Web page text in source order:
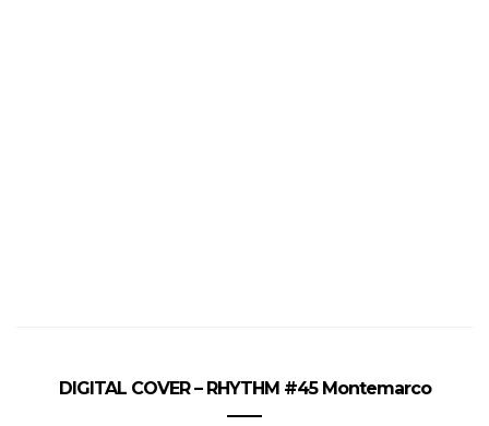
DIGITAL COVER – RHYTHM #45 Montemarco